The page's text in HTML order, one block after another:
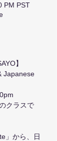
PM PST
】
Japanese
クラスで
」から、日